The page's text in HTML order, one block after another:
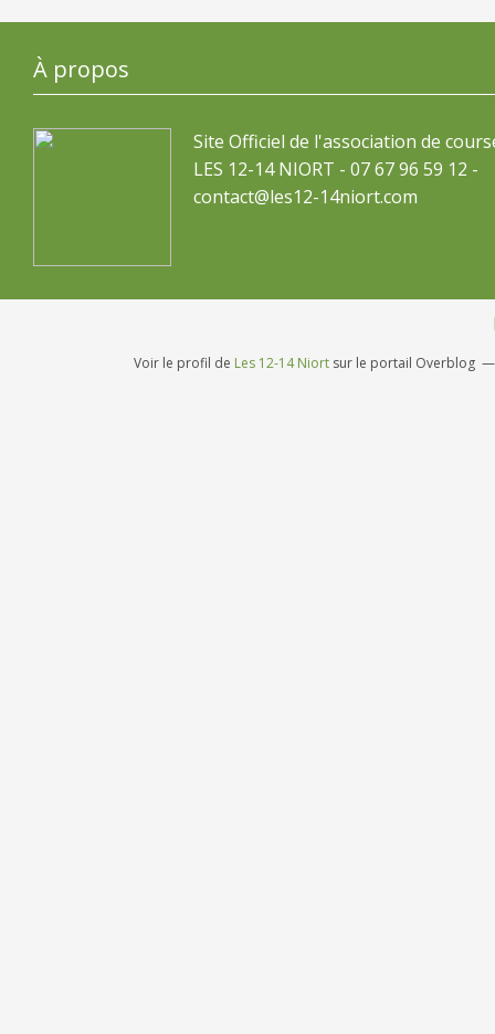
À propos
Site Officiel de l'association de
LES 12-14 NIORT - 07 67 96 59 12 -
contact@les12-14niort.com
Voir le profil de Les 12-14 Niort sur le portail Overblog